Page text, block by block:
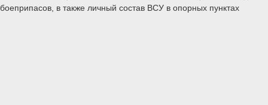
боеприпасов, в также личный состав ВСУ в опорных пунктах